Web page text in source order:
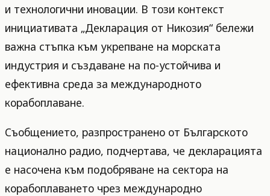
и технологични иновации. В този контекст
инициативата „Декларация от Никозия“ бележи
важна стъпка към укрепване на морската
индустрия и създаване на по-устойчива и
ефективна среда за международното
корабоплаване.
Съобщението, разпространено от Българското
национално радио, подчертава, че декларацията
е насочена към подобряване на сектора на
корабоплаването чрез международно